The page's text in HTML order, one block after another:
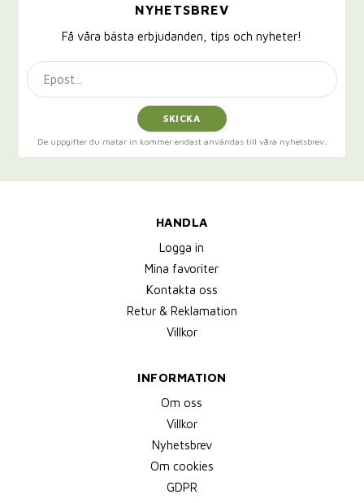
NYHETSBREV
Få våra bästa erbjudanden, tips och nyheter!
SKICKA
De uppgifter du matar in kommer endast användas till våra nyhetsbrev.
HANDLA
Logga in
Mina favoriter
Kontakta oss
Retur & Reklamation
Villkor
INFORMATION
Om oss
Villkor
Nyhetsbrev
Om cookies
GDPR